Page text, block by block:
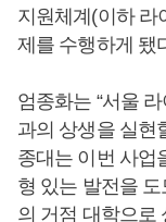
지원체계(이하 라
제를 수행하게 됐
엄종화는 “서울
과의 상생을 실현
종대는 이번 사업
형 있는 발전을
의 거점 대학으로